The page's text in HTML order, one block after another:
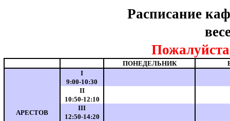
Расписание
ПОНЕДЕЛЬНИК
АРЕСТОВ
I
9:00-10:30
II
10:50-12:10
III
12:50-14:20